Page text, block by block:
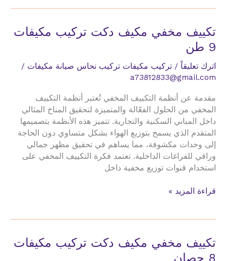
تركيب
مكيفات
9
حصان
تكييف مخفي مكيف دكت تركيب مكيفات
9 طن
اترك تعليقاً / تركيب مكيفات تركيب نحاس صيانة مكيفات /
a73812833@gmail.com
مقدمة عن أنظمة التكييف المخفي تُعتبر أنظمة التكييف
المخفي من الحلول الفعّالة والمتميزة لتحقيق المناخ المثالي
داخل المباني السكنية والتجارية. تتميز هذه الأنظمة بتصميمها
المتقدم الذي يسمح بتوزيع الهواء بشكل متساوي دون الحاجة
إلى وحدات مكشوفة، مما يساهم في تحقيق مظهر جمالي
وراقي للفراغات الداخلية. تعتمد فكرة التكييف المخفي على
استخدام قنوات توزيع مخفية داخل
تكييف
تركيب
مكيفات
قراءة المزيد »
تكييف مخفي مكيف دكت تركيب مكيفات
8 حصان